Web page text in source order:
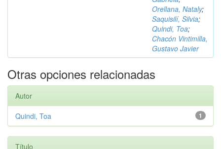
Orellana, Nataly;
Saquisilí, Silvia;
Quindi, Toa;
Chacón Vintimilla,
Gustavo Javier
Otras opciones relacionadas
Autor
1
Quindi, Toa
Título